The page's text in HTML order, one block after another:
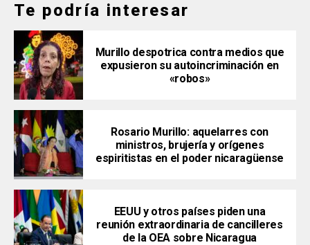
Te podría interesar
Murillo despotrica contra medios que
expusieron su autoincriminación en
«robos»
Rosario Murillo: aquelarres con
ministros, brujería y orígenes
espiritistas en el poder nicaragüense
EEUU y otros países piden una
reunión extraordinaria de cancilleres
de la OEA sobre Nicaragua